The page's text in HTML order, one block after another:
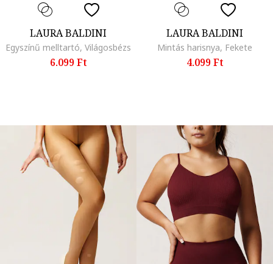
LAURA BALDINI
Egyszínű melltartó, Világosbézs
6.099 Ft
LAURA BALDINI
Mintás harisnya, Fekete
4.099 Ft